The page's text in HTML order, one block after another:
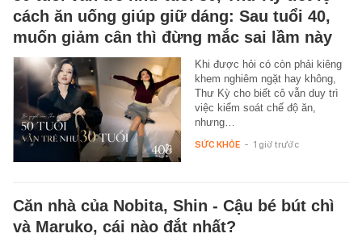
cách ăn uống giúp giữ dáng: Sau tuổi 40,
muốn giảm cân thì đừng mắc sai lầm này
Khi được hỏi có còn phải kiêng
khem nghiêm ngặt hay không,
Thư Kỳ cho biết cô vẫn duy trì
việc kiểm soát chế độ ăn,
nhưng…
SỨC KHỎE - 1 giờ trước
Căn nhà của Nobita, Shin - Cậu bé bút chì
và Maruko, cái nào đắt nhất?